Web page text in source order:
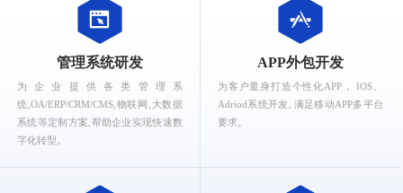
What can Ruizhi Interactive provide for you?
管理系统研发
为企业提供各类管理系
统,OA/ERP/CRM/CMS,物联网,大数据
系统等定制方案,帮助企业实现快速数
字化转型。
APP外包开发
为客户量身打造个性化APP， IOS、
Adriod系统开发, 满足移动APP多平台
要求。